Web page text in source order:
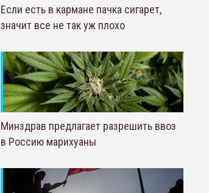
Если есть в кармане пачка сигарет,
значит все не так уж плохо
Минздрав предлагает разрешить ввоз
в Россию марихуаны